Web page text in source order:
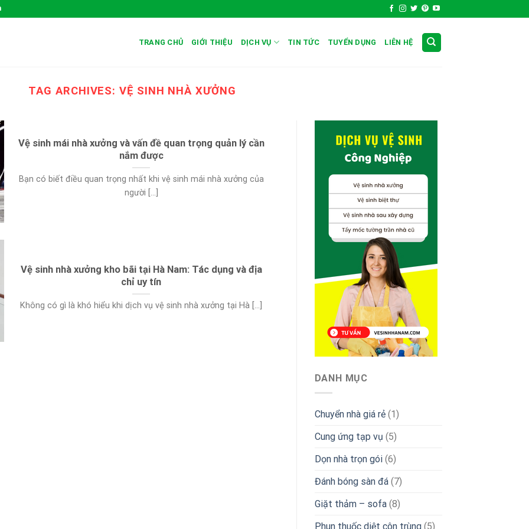
TRANG CHỦ GIỚI THIỆU DỊCH VỤ TIN TỨC TUYỂN DỤNG LIÊN HỆ
TAG ARCHIVES:VỆ SINH NHÀ XƯỞNG
Vệ sinh mái nhà xưởng và vấn đề quan trọng quản lý cần
nắm được
Bạn có biết điều quan trọng nhất khi vệ sinh mái nhà xưởng của
người [...]
Vệ sinh nhà xưởng kho bãi tại Hà Nam: Tác dụng và địa
chỉ uy tín
Không có gì là khó hiểu khi dịch vụ vệ sinh nhà xưởng tại Hà [...]
DANH MỤC
Chuyển nhà giá rẻ(1)
Cung ứng tạp vụ (5)
Dọn nhà trọn gói(6)
Đánh bóng sàn đá(7)
Giặt thảm – sofa(8)
Phun thuốc diệt côn trùng(5)